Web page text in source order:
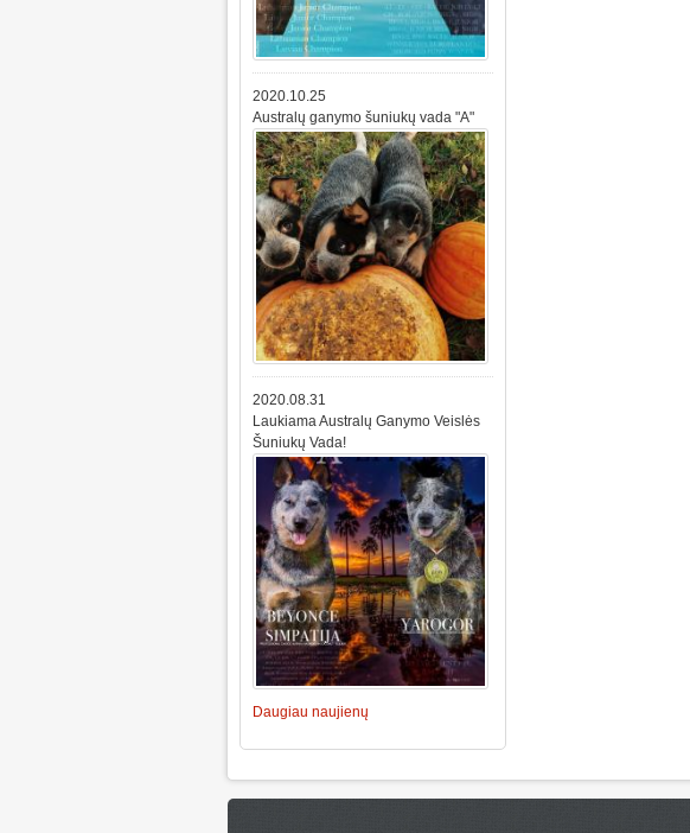
2020.10.25
Australų ganymo šuniukų vada "A"
2020.08.31
Laukiama Australų Ganymo Veislės
Šuniukų Vada!
Daugiau naujienų